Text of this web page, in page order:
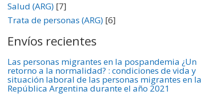
Salud (ARG) [7]
Trata de personas (ARG) [6]
Envíos recientes
Las personas migrantes en la pospandemia ¿Un
retorno a la normalidad? : condiciones de vida y
situación laboral de las personas migrantes en la
República Argentina durante el año 2021